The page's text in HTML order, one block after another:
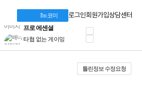
I'm 코미 로그인회원가입상담센터
Dell 구매 찬스
프로 에센셜
타협 없는 게이밍
HP OMEN
로지텍
틀린정보 수정요청